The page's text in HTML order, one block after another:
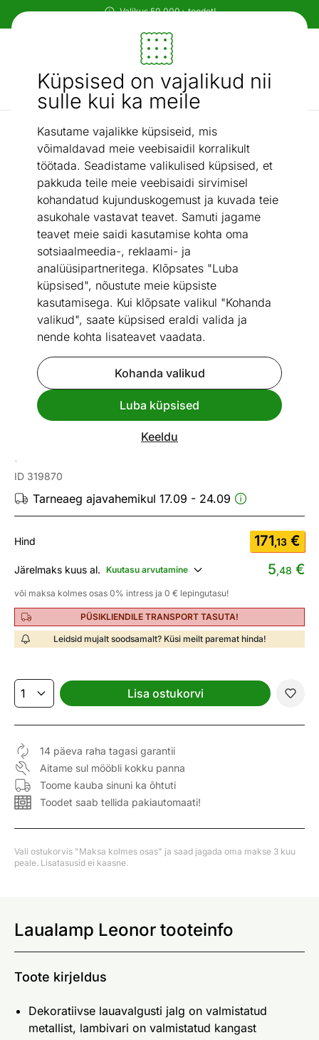
Küpsised on vajalikud nii
sulle kui ka meile
Kasutame vajalikke küpsiseid, mis
võimaldavad meie veebisaidil korralikult
töötada. Seadistame valikulised küpsised, et
pakkuda teile meie veebisaidi sirvimisel
kohandatud kujunduskogemust ja kuvada teie
asukohale vastavat teavet. Samuti jagame
teavet meie saidi kasutamise kohta oma
sotsiaalmeedia-, reklaami- ja
analüüsipartneritega. Klõpsates "Luba
küpsised", nõustute meie küpsiste
kasutamisega. Kui klõpsate valikul "Kohanda
valikud", saate küpsised eraldi valida ja
nende kohta lisateavet vaadata.
Kohanda valikud
Luba küpsised
Keeldu
Mööbel ja sisustus - ON24
Otsi...
AI otsing
Laualambid / Laualamp Leonor
Vaata sarnaseid
Laualamp Leonor
ID 319870
Tarneaeg ajavahemikul 17.09 - 24.09
Hind 171,13 €
Järelmaks kuus al. Kuutasu arvutamine 5,48 €
või maksa kolmes osas 0% intress ja 0 € lepingutasu!
PÜSIKLIENDILE TRANSPORT TASUTA!
Leidsid mujalt soodsamalt? Küsi meilt paremat hinda!
Lisa ostukorvi
14 päeva raha tagasi garantii
Aitame sul mööbli kokku panna
Toome kauba sinuni ka õhtuti
Toodet saab tellida pakiautomaati!
Vali ostukorvis "Maksa kolmes osas" ja saad jagada oma makse 3 kuu
peale. Lisatasusid ei kaasne.
Laualamp Leonor tooteinfo
Toote kirjeldus
Dekoratiivse lauavalgusti jalg on valmistatud
metallist, lambivari on valmistatud kangast